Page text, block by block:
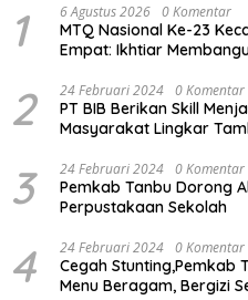
1 6 Agustus 2026 0 Komentar
MTQ Nasional Ke-23
Empat: Ikhtiar
2 24 Februari 2024 0 Komentar
PT BIB Berikan Skill
Masyarakat Lingkar
3 24 Februari 2024 0 Komentar
Pemkab Tanbu Dorong
Perpustakaan Sekolah
4 24 Februari 2024 0 Komentar
Cegah Stunting,Pemkab
Menu Beragam, Bergizi